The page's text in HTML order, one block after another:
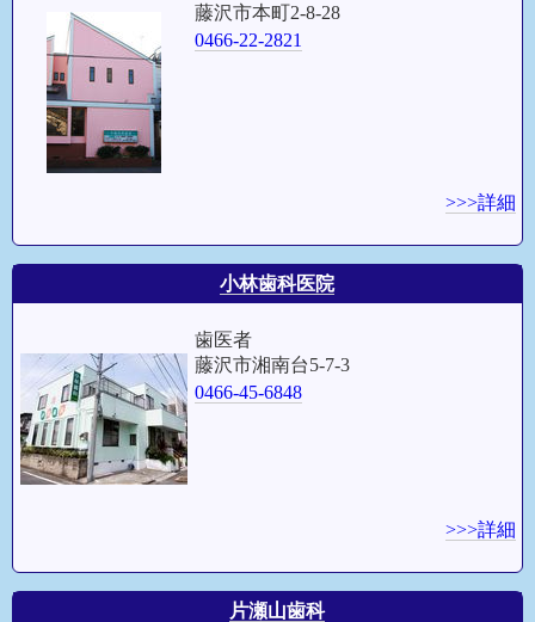
藤沢市本町2-8-28
0466-22-2821
>>>詳細
小林歯科医院
歯医者
藤沢市湘南台5-7-3
0466-45-6848
>>>詳細
片瀬山歯科